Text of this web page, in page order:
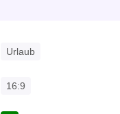
Urlaub
16:9